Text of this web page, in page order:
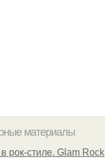
материалы
рок-стиле. Glam Rock